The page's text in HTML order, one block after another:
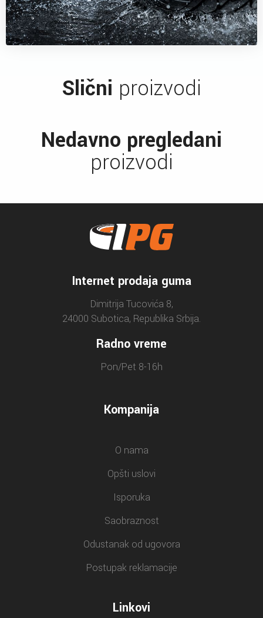
Slični proizvodi
Nedavno pregledani
proizvodi
Internet prodaja guma
Dimitrija Tucovića 8,
24000 Subotica, Republika Srbija.
Radno vreme
Pon/Pet 8-16h
Kompanija
O nama
Opšti uslovi
Isporuka
Saobraznost
Odustanak od ugovora
Postupak reklamacije
Linkovi